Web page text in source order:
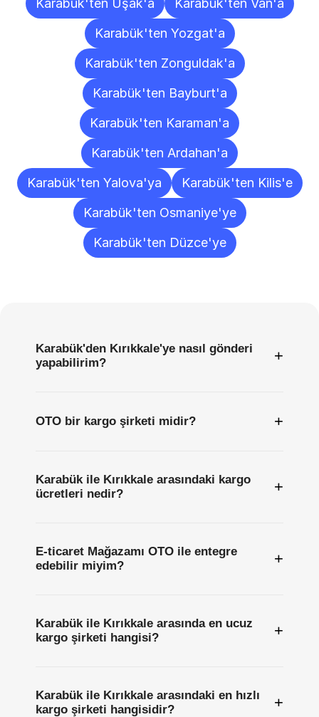
Karabük'ten Uşak'a
Karabük'ten Van'a
Karabük'ten Yozgat'a
Karabük'ten Zonguldak'a
Karabük'ten Bayburt'a
Karabük'ten Karaman'a
Karabük'ten Ardahan'a
Karabük'ten Yalova'ya
Karabük'ten Kilis'e
Karabük'ten Osmaniye'ye
Karabük'ten Düzce'ye
Karabük'den Kırıkkale'ye nasıl gönderi
yapabilirim?
+
OTO bir kargo şirketi midir? +
Karabük ile Kırıkkale arasındaki kargo
ücretleri nedir?
+
E-ticaret Mağazamı OTO ile entegre
edebilir miyim?
+
Karabük ile Kırıkkale arasında en ucuz
kargo şirketi hangisi?
+
Karabük ile Kırıkkale arasındaki en hızlı
kargo şirketi hangisidir?
+